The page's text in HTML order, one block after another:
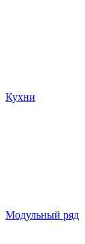
Кухни
Модульный ряд